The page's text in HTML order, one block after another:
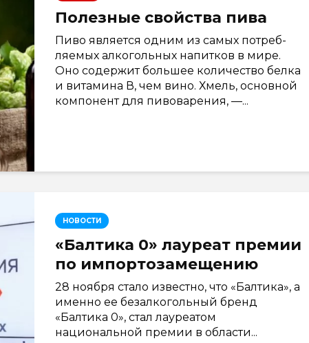
Полезные свойства пива
Пиво является одним из самых потреб­
ляемых алкогольных напитков в мире.
Оно содержит большее количество белка
и витамина В, чем вино. Хмель, основной
компонент для пивоварения, —...
НОВОСТИ
«Балтика 0» лауреат премии
по импортозамещению
28 ноября стало известно, что «Балтика», а
именно ее безалкогольный бренд
«Балтика 0», стал лауреатом
национальной премии в области...